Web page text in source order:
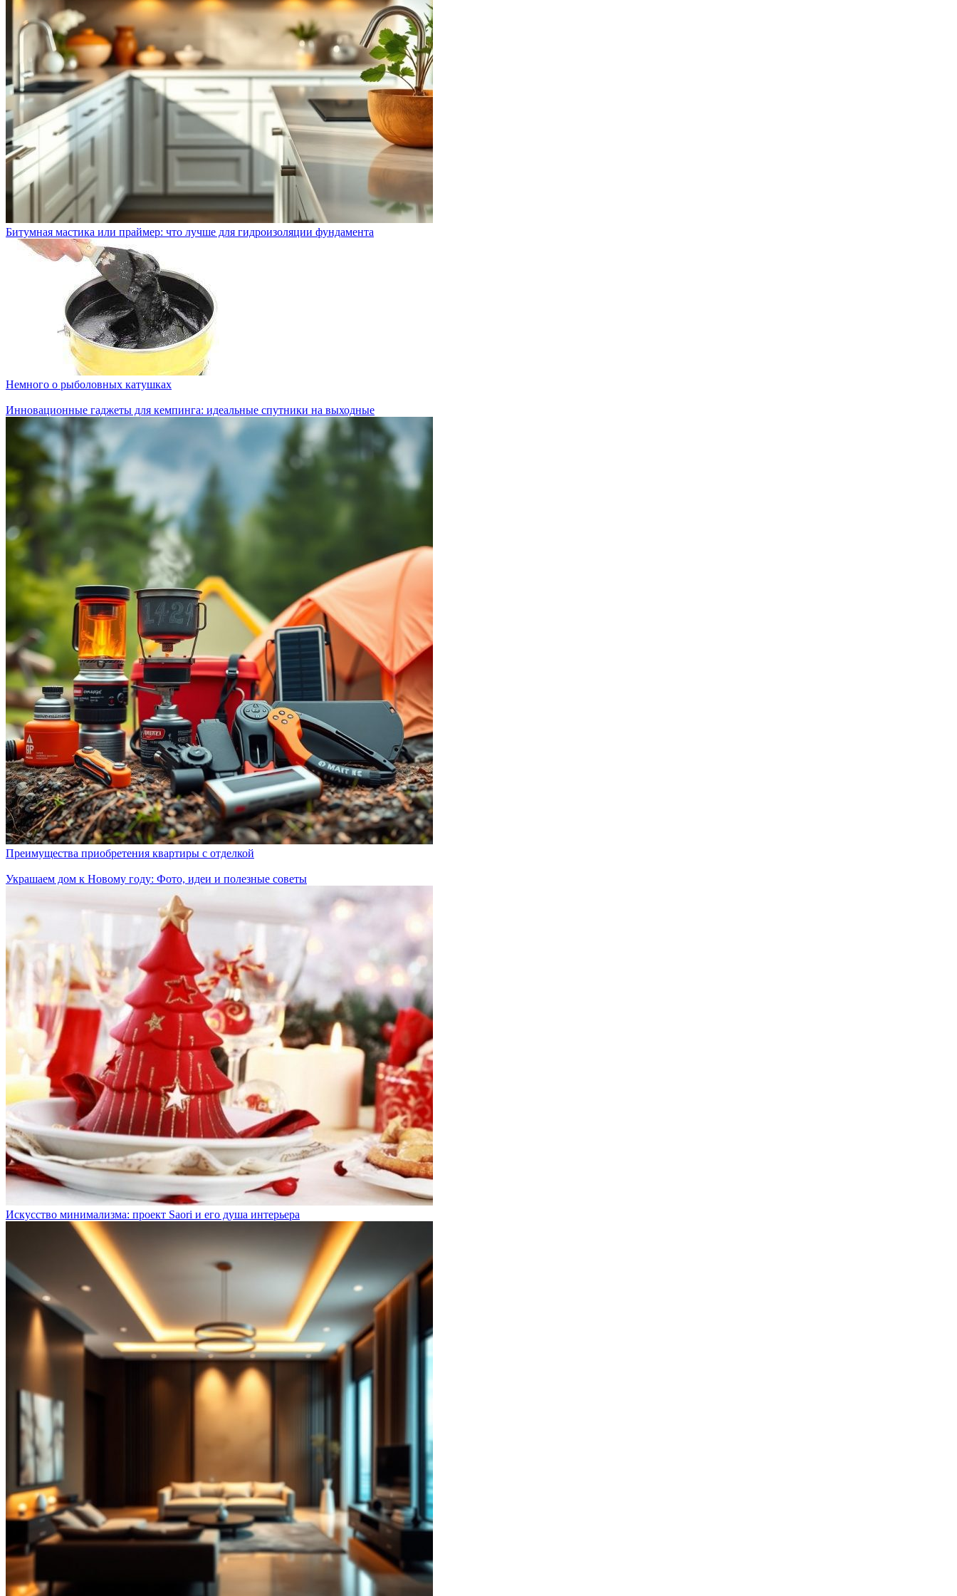
Битумная мастика или праймер: что лучше для гидроизоляции фундамента
Немного о рыболовных катушках
Инновационные гаджеты для кемпинга: идеальные спутники на выходные
Преимущества приобретения квартиры с отделкой
Украшаем дом к Новому году: Фото, идеи и полезные советы
Искусство минимализма: проект Saori и его душа интерьера